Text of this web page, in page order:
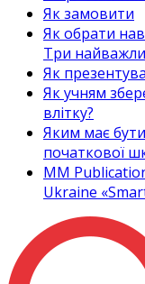
Як замовити
Як обрати
Три
Як
Як учням
влітку?
Яким має
початкової
MM
Ukraine